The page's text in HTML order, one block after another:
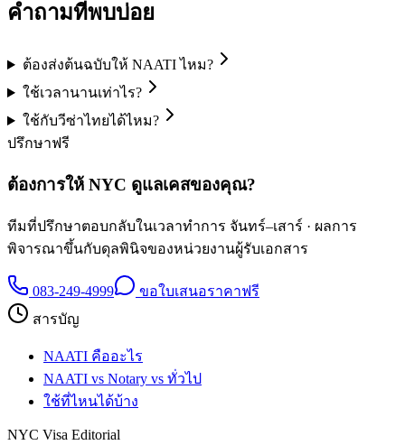
คำถามที่พบบ่อย
ต้องส่งต้นฉบับให้ NAATI ไหม?
ใช้เวลานานเท่าไร?
ใช้กับวีซ่าไทยได้ไหม?
ปรึกษาฟรี
ต้องการให้ NYC ดูแลเคสของคุณ?
ทีมที่ปรึกษาตอบกลับในเวลาทำการ จันทร์–เสาร์ · ผลการ
พิจารณาขึ้นกับดุลพินิจของหน่วยงานผู้รับเอกสาร
083-249-4999
ขอใบเสนอราคาฟรี
สารบัญ
NAATI คืออะไร
NAATI vs Notary vs ทั่วไป
ใช้ที่ไหนได้บ้าง
NYC Visa Editorial